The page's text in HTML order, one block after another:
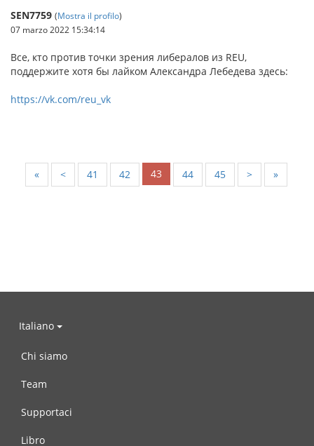
SEN7759 (Mostra il profilo)
07 marzo 2022 15:34:14
Все, кто против точки зрения либералов из REU,
поддержите хотя бы лайком Александра Лебедева здесь:
https://vk.com/reu_vk
« < 41 42 43 44 45 > »
Italiano
Chi siamo
Team
Supportaci
Libro